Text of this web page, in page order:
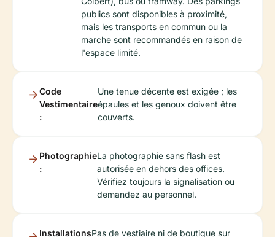
publics sont disponibles à proximité,
mais les transports en commun ou la
marche sont recommandés en raison de
l'espace limité.
Code
Vestimentaire
:
Une tenue décente est exigée ; les
épaules et les genoux doivent être
couverts.
Photographie
:
La photographie sans flash est
autorisée en dehors des offices.
Vérifiez toujours la signalisation ou
demandez au personnel.
InstallationsPas de vestiaire ni de boutique sur